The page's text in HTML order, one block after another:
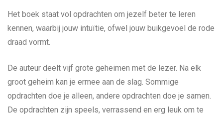
Het boek staat vol opdrachten om jezelf beter te leren
kennen, waarbij jouw intuïtie, ofwel jouw buikgevoel de rode
draad vormt.
De auteur deelt vijf grote geheimen met de lezer. Na elk
groot geheim kan je ermee aan de slag. Sommige
opdrachten doe je alleen, andere opdrachten doe je samen.
De opdrachten zijn speels, verrassend en erg leuk om te